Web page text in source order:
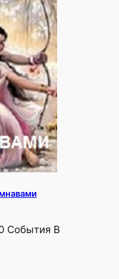
События В